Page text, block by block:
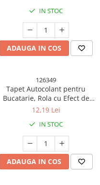
IN STOC
ADAUGA IN COS
126349
Tapet Autocolant pentru
Bucatarie, Rola cu Efect de
Marmura, Folie Autoadeziva,
12,19 Lei
IN STOC
ADAUGA IN COS